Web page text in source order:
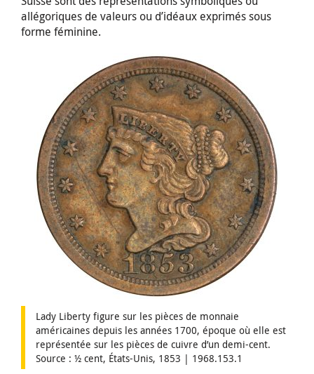
allégoriques de valeurs ou d’idéaux exprimés sous
forme féminine.
Lady Liberty figure sur les pièces de monnaie
américaines depuis les années 1700, époque où elle est
représentée sur les pièces de cuivre d’un demi-cent.
Source : ½ cent, États-Unis, 1853 | 1968.153.1